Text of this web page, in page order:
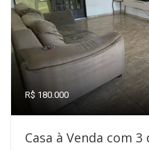
R$ 180.000
Casa à Venda com